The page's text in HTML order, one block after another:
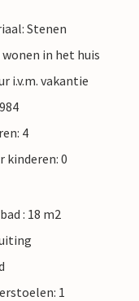
Stenen
in het huis
i.v.m. vakantie
4
kinderen: 0
: 18 m2
1